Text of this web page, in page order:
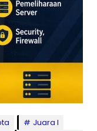
Juara I